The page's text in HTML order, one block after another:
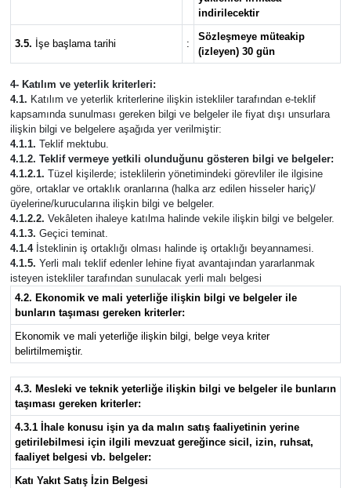
indirilecektir
3.5. İşe başlama tarihi :
Sözleşmeye müteakip
(izleyen) 30 gün
4- Katılım ve yeterlik kriterleri:
4.1. Katılım ve yeterlik kriterlerine ilişkin istekliler tarafından e-teklif
kapsamında sunulması gereken bilgi ve belgeler ile fiyat dışı unsurlara
ilişkin bilgi ve belgelere aşağıda yer verilmiştir:
4.1.1. Teklif mektubu.
4.1.2. Teklif vermeye yetkili olunduğunu gösteren bilgi ve belgeler:
4.1.2.1. Tüzel kişilerde; isteklilerin yönetimindeki görevliler ile ilgisine
göre, ortaklar ve ortaklık oranlarına (halka arz edilen hisseler hariç)/
üyelerine/kurucularına ilişkin bilgi ve belgeler.
4.1.2.2. Vekâleten ihaleye katılma halinde vekile ilişkin bilgi ve belgeler.
4.1.3. Geçici teminat.
4.1.4İsteklinin iş ortaklığı olması halinde iş ortaklığı beyannamesi.
4.1.5. Yerli malı teklif edenler lehine fiyat avantajından yararlanmak
isteyen istekliler tarafından sunulacak yerli malı belgesi
4.2. Ekonomik ve mali yeterliğe ilişkin bilgi ve belgeler ile
bunların taşıması gereken kriterler:
Ekonomik ve mali yeterliğe ilişkin bilgi, belge veya kriter
belirtilmemiştir.
4.3. Mesleki ve teknik yeterliğe ilişkin bilgi ve belgeler ile bunların
taşıması gereken kriterler:
4.3.1 İhale konusu işin ya da malın satış faaliyetinin yerine
getirilebilmesi için ilgili mevzuat gereğince sicil, izin, ruhsat,
faaliyet belgesi vb. belgeler:
Katı Yakıt Satış İzin Belgesi